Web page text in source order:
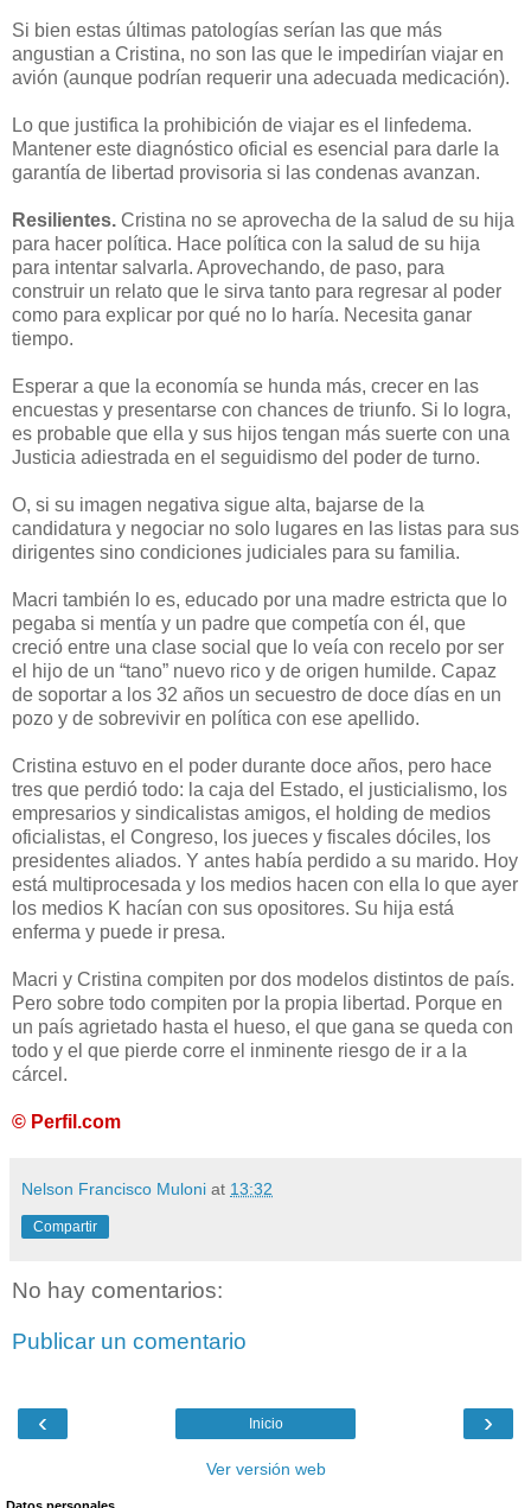
Si bien estas últimas patologías serían las que más
angustian a Cristina, no son las que le impedirían viajar en
avión (aunque podrían requerir una adecuada medicación).
Lo que justifica la prohibición de viajar es el linfedema.
Mantener este diagnóstico oficial es esencial para darle la
garantía de libertad provisoria si las condenas avanzan.
Resilientes. Cristina no se aprovecha de la salud de su hija
para hacer política. Hace política con la salud de su hija
para intentar salvarla. Aprovechando, de paso, para
construir un relato que le sirva tanto para regresar al poder
como para explicar por qué no lo haría. Necesita ganar
tiempo.
Esperar a que la economía se hunda más, crecer en las
encuestas y presentarse con chances de triunfo. Si lo logra,
es probable que ella y sus hijos tengan más suerte con una
Justicia adiestrada en el seguidismo del poder de turno.
O, si su imagen negativa sigue alta, bajarse de la
candidatura y negociar no solo lugares en las listas para sus
dirigentes sino condiciones judiciales para su familia.
Macri también lo es, educado por una madre estricta que lo
pegaba si mentía y un padre que competía con él, que
creció entre una clase social que lo veía con recelo por ser
el hijo de un “tano” nuevo rico y de origen humilde. Capaz
de soportar a los 32 años un secuestro de doce días en un
pozo y de sobrevivir en política con ese apellido.
Cristina estuvo en el poder durante doce años, pero hace
tres que perdió todo: la caja del Estado, el justicialismo, los
empresarios y sindicalistas amigos, el holding de medios
oficialistas, el Congreso, los jueces y fiscales dóciles, los
presidentes aliados. Y antes había perdido a su marido. Hoy
está multiprocesada y los medios hacen con ella lo que ayer
los medios K hacían con sus opositores. Su hija está
enferma y puede ir presa.
Macri y Cristina compiten por dos modelos distintos de país.
Pero sobre todo compiten por la propia libertad. Porque en
un país agrietado hasta el hueso, el que gana se queda con
todo y el que pierde corre el inminente riesgo de ir a la
cárcel.
© Perfil.com
Nelson Francisco Muloni at 13:32
Compartir
No hay comentarios:
Publicar un comentario
‹ ›
Inicio
Ver versión web